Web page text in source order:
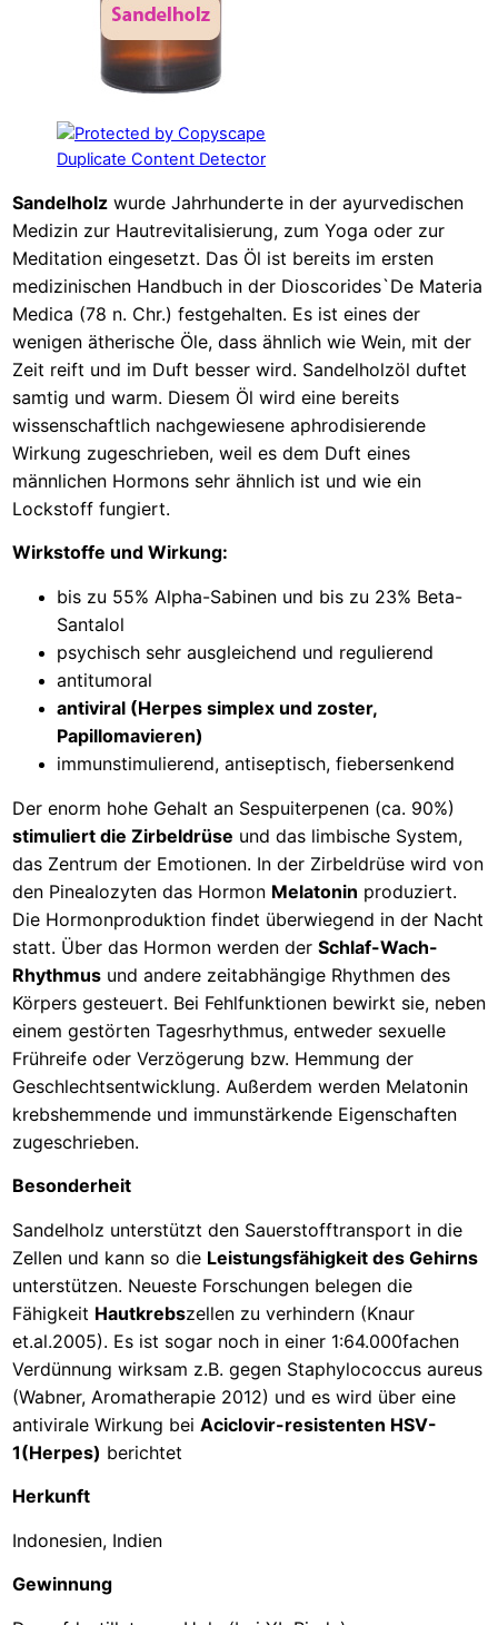
Sandelholz wurde Jahrhunderte in der ayurvedischen
Medizin zur Hautrevitalisierung, zum Yoga oder zur
Meditation eingesetzt. Das Öl ist bereits im ersten
medizinischen Handbuch in der Dioscorides`De Materia
Medica (78 n. Chr.) festgehalten. Es ist eines der
wenigen ätherische Öle, dass ähnlich wie Wein, mit der
Zeit reift und im Duft besser wird. Sandelholzöl duftet
samtig und warm. Diesem Öl wird eine bereits
wissenschaftlich nachgewiesene aphrodisierende
Wirkung zugeschrieben, weil es dem Duft eines
männlichen Hormons sehr ähnlich ist und wie ein
Lockstoff fungiert.
Wirkstoffe und Wirkung:
bis zu 55% Alpha-Sabinen und bis zu 23% Beta-
Santalol
psychisch sehr ausgleichend und regulierend
antitumoral
antiviral (Herpes simplex und zoster,
Papillomavieren)
immunstimulierend, antiseptisch, fiebersenkend
Der enorm hohe Gehalt an Sespuiterpenen (ca. 90%)
stimuliert die Zirbeldrüse und das limbische System,
das Zentrum der Emotionen. In der Zirbeldrüse wird von
den Pinealozyten das Hormon Melatonin produziert.
Die Hormonproduktion findet überwiegend in der Nacht
statt. Über das Hormon werden der Schlaf-Wach-
Rhythmus und andere zeitabhängige Rhythmen des
Körpers gesteuert. Bei Fehlfunktionen bewirkt sie, neben
einem gestörten Tagesrhythmus, entweder sexuelle
Frühreife oder Verzögerung bzw. Hemmung der
Geschlechtsentwicklung. Außerdem werden Melatonin
krebshemmende und immunstärkende Eigenschaften
zugeschrieben.
Besonderheit
Sandelholz unterstützt den Sauerstofftransport in die
Zellen und kann so die Leistungsfähigkeit des Gehirns
unterstützen. Neueste Forschungen belegen die
Fähigkeit Hautkrebszellen zu verhindern (Knaur
et.al.2005). Es ist sogar noch in einer 1:64.000fachen
Verdünnung wirksam z.B. gegen Staphylococcus aureus
(Wabner, Aromatherapie 2012) und es wird über eine
antivirale Wirkung bei Aciclovir-resistenten HSV-
1(Herpes) berichtet
Herkunft
Indonesien, Indien
Gewinnung